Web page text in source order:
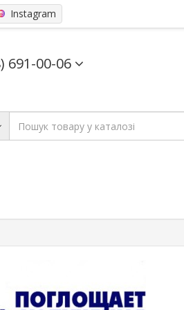
Instagram
691-00-06